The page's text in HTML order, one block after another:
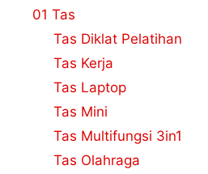
01 Tas
Tas Diklat Pelatihan
Tas Kerja
Tas Laptop
Tas Mini
Tas Multifungsi 3in1
Tas Olahraga